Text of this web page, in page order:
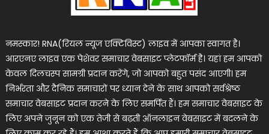
नमस्कार! RNA(रियल न्यूज एक्टिविस्ट) लाइव में आपका स्वागत है।
आरएनए लाइव एक पेशेवर समाचार वेबसाइट प्लेटफॉर्म है। यहां हम आपको
केवल दिलचस्प सामग्री प्रदान करेंगे, जो आपको बहुत पसंद आएगी। हम
निर्भरता और दैनिक समाचारों पर ध्यान देने के साथ आपको सर्वश्रेष्ठ
समाचार वेबसाइट प्रदान करने के लिए समर्पित हैं। हम समाचार वेबसाइट के
लिए अपने जुनून को एक तेजी से बढ़ती ऑनलाइन वेबसाइट में बदलने के